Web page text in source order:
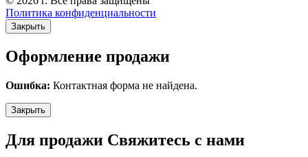
Политика конфиденциальности
Закрыть
Оформление продажи
Ошибка: Контактная форма не найдена.
Закрыть
Для продажи Свяжитесь с нами